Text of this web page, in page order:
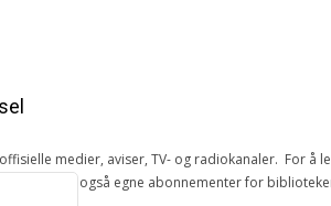
medier, aviser, TV- og radiokanaler. For å
Vi har også egne abonnementer for